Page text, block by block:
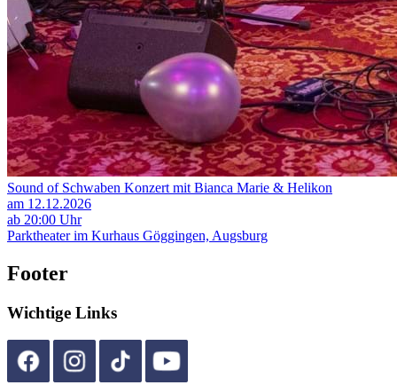
Sound of Schwaben Konzert mit Bianca Marie & Helikon
am 12.12.2026
ab 20:00 Uhr
Parktheater im Kurhaus Göggingen, Augsburg
Footer
Wichtige Links